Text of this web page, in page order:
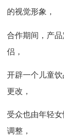
的视觉形象，
合作期间，产
侣，
开辟一个儿童
更改，
受众也由年轻
调整，